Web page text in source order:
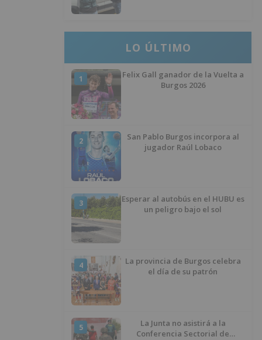
LO ÚLTIMO
1
Felix Gall ganador de la Vuelta a
Burgos 2026
2
San Pablo Burgos incorpora al
jugador Raúl Lobaco
3
Esperar al autobús en el HUBU es
un peligro bajo el sol
4
La provincia de Burgos celebra
el día de su patrón
5
La Junta no asistirá a la
Conferencia Sectorial de